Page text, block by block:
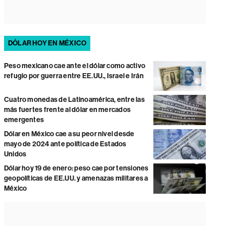
DÓLAR HOY EN MÉXICO
Peso mexicano cae ante el dólar como activo
refugio por guerra entre EE.UU., Israel e Irán
Cuatro monedas de Latinoamérica, entre las
más fuertes frente al dólar en mercados
emergentes
Dólar en México cae a su peor nivel desde
mayo de 2024 ante política de Estados
Unidos
Dólar hoy 19 de enero: peso cae por tensiones
geopolíticas de EE.UU. y amenazas militares a
México